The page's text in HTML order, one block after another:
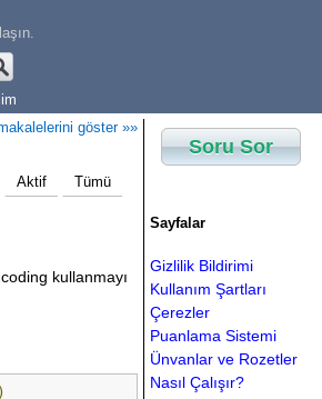
göster »»
Aktif Tümü
kullanmayı
)
Soru Sor
Sayfalar
Gizlilik Bildirimi
Kullanım Şartları
Çerezler
Puanlama Sistemi
Ünvanlar ve Rozetler
Nasıl Çalışır?